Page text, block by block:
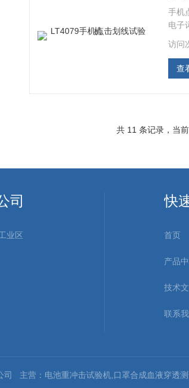
手机
电子
验。
访问
查
共 11 条记录，当
司
业区
快
首页
产品
技术
联系
司 主营：电池重冲击试验机,口罩合成血液穿透